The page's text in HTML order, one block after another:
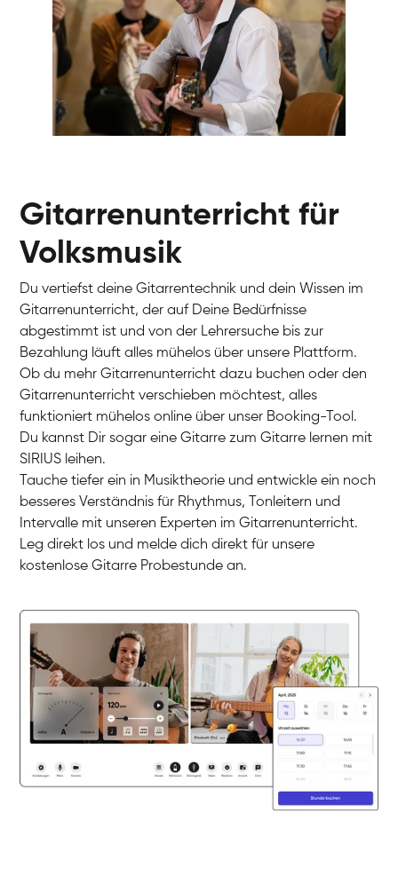
Gitarre
Gitarre
E-Gitarre
E-Gitarre
Gitarre
Gitarrenunterricht für
Volksmusik
Du vertiefst deine Gitarrentechnik und dein Wissen im
Gitarrenunterricht, der auf Deine Bedürfnisse
abgestimmt ist und von der Lehrersuche bis zur
Bezahlung läuft alles mühelos über unsere Plattform.
Ob du mehr Gitarrenunterricht dazu buchen oder den
Gitarrenunterricht verschieben möchtest, alles
funktioniert mühelos online über unser Booking-Tool.
Du kannst Dir sogar eine Gitarre zum Gitarre lernen mit
SIRIUS leihen.
Tauche tiefer ein in Musiktheorie und entwickle ein noch
besseres Verständnis für Rhythmus, Tonleitern und
Intervalle mit unseren Experten im Gitarrenunterricht.
Leg direkt los und melde dich direkt für unsere
kostenlose Gitarre Probestunde an.